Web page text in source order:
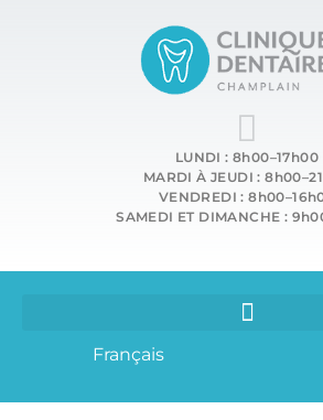
LUNDI : 8h00–17h00
MARDI À JEUDI :
VENDREDI :
SAMEDI ET DIMANCHE :
Français